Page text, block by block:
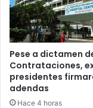
Pese a dictamen
Contrataciones,
presidentes
adendas
Hace 4 horas